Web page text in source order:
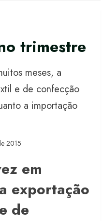
trimestre
meses, a
e de confecção
a importação
2015
em
exportação
de